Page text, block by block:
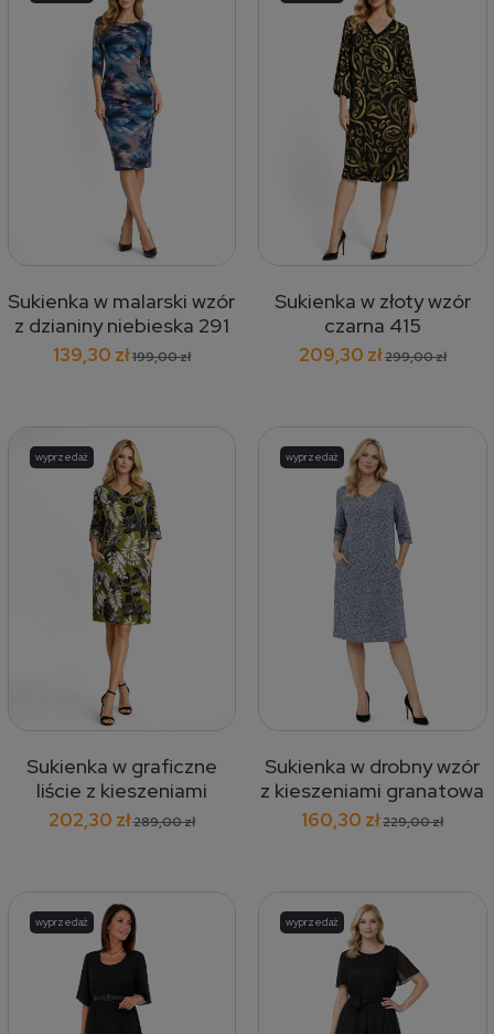
Sukienka w malarski wzór
z dzianiny niebieska 291
139,30 zł199,00 zł
Sukienka w złoty wzór
czarna 415
209,30 zł299,00 zł
Sukienka w graficzne
liście z kieszeniami
zielona 321
202,30 zł289,00 zł
wyprzedaż
Sukienka w drobny wzór
z kieszeniami granatowa
323
160,30 zł229,00 zł
wyprzedaż
wyprzedaż wyprzedaż